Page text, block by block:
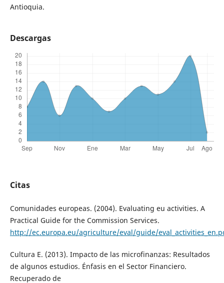
Antioquia.
Descargas
Citas
Comunidades europeas. (2004). Evaluating eu activities. A
Practical Guide for the Commission Services.
http://ec.europa.eu/agriculture/eval/guide/
Cultura E. (2013). Impacto de las microfinanzas: Resultados
de algunos estudios. Énfasis en el Sector Financiero.
Recuperado de